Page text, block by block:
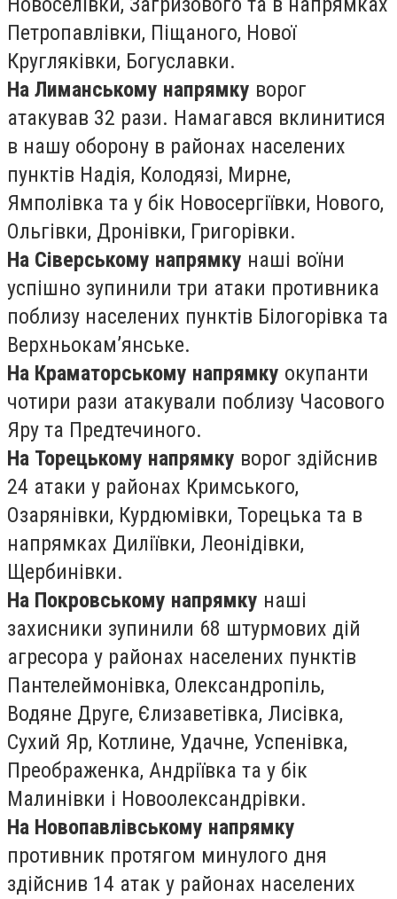
Петропавлівки, Піщаного, Нової
Кругляківки, Богуславки.
На Лиманському напрямку ворог
атакував 32 рази. Намагався вклинитися
в нашу оборону в районах населених
пунктів Надія, Колодязі, Мирне,
Ямполівка та у бік Новосергіївки, Нового,
Ольгівки, Дронівки, Григорівки.
На Сіверському напрямку наші воїни
успішно зупинили три атаки противника
поблизу населених пунктів Білогорівка та
Верхньокам’янське.
На Краматорському напрямку окупанти
чотири рази атакували поблизу Часового
Яру та Предтечиного.
На Торецькому напрямку ворог здійснив
24 атаки у районах Кримського,
Озарянівки, Курдюмівки, Торецька та в
напрямках Диліївки, Леонідівки,
Щербинівки.
На Покровському напрямку наші
захисники зупинили 68 штурмових дій
агресора у районах населених пунктів
Пантелеймонівка, Олександропіль,
Водяне Друге, Єлизаветівка, Лисівка,
Сухий Яр, Котлине, Удачне, Успенівка,
Преображенка, Андріївка та у бік
Малинівки і Новоолександрівки.
На Новопавлівському напрямку
противник протягом минулого дня
здійснив 14 атак у районах населених